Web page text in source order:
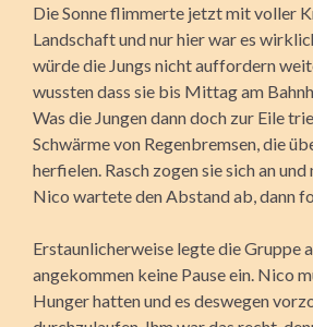
Die Sonne flimmerte jetzt mit voller
Landschaft und nur hier war es
würde die Jungs nicht auffordern
wussten dass sie bis Mittag am
Was die Jungen dann doch zur Eile
Schwärme von Regenbremsen, die
herfielen. Rasch zogen sie sich an und
Nico wartete den Abstand ab, dann
Erstaunlicherweise legte die Gruppe
angekommen keine Pause ein. Nico
Hunger hatten und es deswegen